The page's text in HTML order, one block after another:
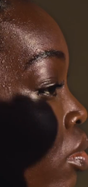
met tot 18